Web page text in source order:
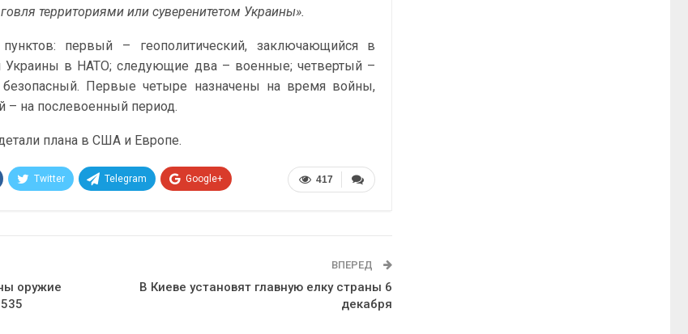
территориями или суверенитетом Украины».
первый – геополитический, заключающийся в
Украины в НАТО; следующие два – военные; четвертый –
Первые четыре назначены на время войны,
– на послевоенный период.
плана в США и Европе.
417
Twitter Telegram Google+
оружие
ВПЕРЕД
В Киеве установят главную елку страны 6
декабря